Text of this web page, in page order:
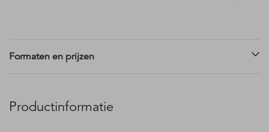
Formaten en prijzen
Productinformatie